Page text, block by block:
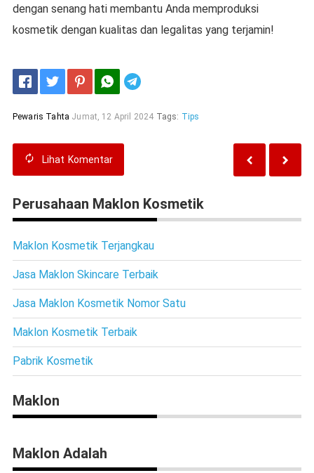
dengan senang hati membantu Anda memproduksi
kosmetik dengan kualitas dan legalitas yang terjamin!
Pewaris Tahta Jumat, 12 April 2024 Tags: Tips
Lihat Komentar
Perusahaan Maklon Kosmetik
Maklon Kosmetik Terjangkau
Jasa Maklon Skincare Terbaik
Jasa Maklon Kosmetik Nomor Satu
Maklon Kosmetik Terbaik
Pabrik Kosmetik
Maklon
Maklon Adalah